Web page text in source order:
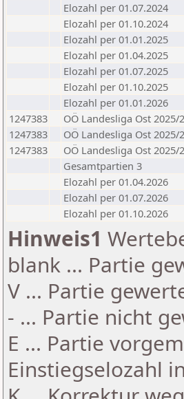
Elozahl per 01.07.2024
Elozahl per 01.10.2024
Elozahl per 01.01.2025
Elozahl per 01.04.2025
Elozahl per 01.07.2025
Elozahl per 01.10.2025
Elozahl per 01.01.2026
1247383
OÖ Landesliga Ost 2025/
1247383
OÖ Landesliga Ost 2025/
1247383
OÖ Landesliga Ost 2025/
Gesamtpartien 3
Elozahl per 01.04.2026
Elozahl per 01.07.2026
Elozahl per 01.10.2026
Hinweis1
blank ... Partie
V ... Partie
- ... Partie nicht
E ... Partie
Einstiegselozahl